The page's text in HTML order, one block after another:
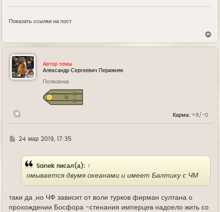
Показать ссылки на пост
р
а
Автор темы
Александр Сергеевич Перижняк
Полковник
Карма: +8/-0
Г24 мар 2019, 17:35
Sanek писал(а): ↑
омывается двумя океанами и имеет Балтику с ЧМ
таки да ,но ЧФ зависит от воли турков фирман султана о
прохождении Босфора -стенания имперцев надоело жить со